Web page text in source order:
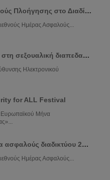
Ημέρα Ασφαλούς Πλοήγησης στο Διαδίκτυο 2025
Ημέρας Ασφαλούς...
Επιμόρφωση στη σεξουαλική διαπεδαγώγιση για το φαινόμενο του Sexting
Ηλεκτρονικού
for ALL Festival
Μήνα
Διεθνής ημέρα ασφαλούς διαδικτύου 2024
Ημέρας Ασφαλούς...